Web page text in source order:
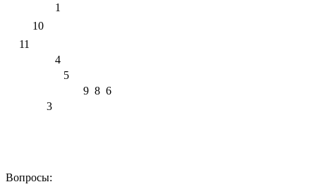
1
10
11
4
5
9 8 6
3
Вопросы: